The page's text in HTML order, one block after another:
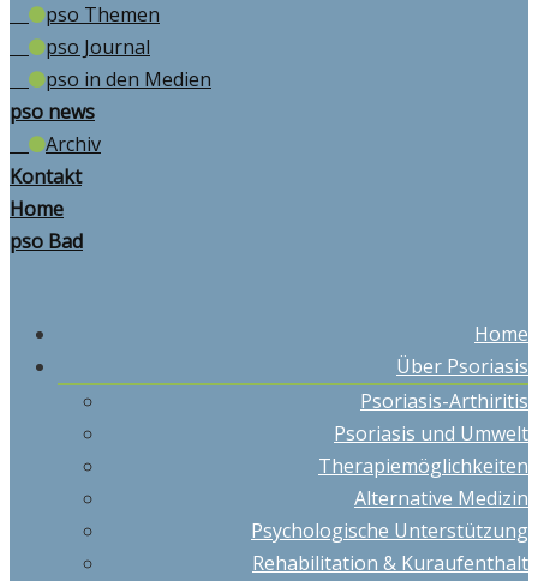
pso Themen
pso Journal
pso in den Medien
pso news
Archiv
Kontakt
Home
pso Bad
Home
Über Psoriasis
Psoriasis-Arthiritis
Psoriasis und Umwelt
Therapiemöglichkeiten
Alternative Medizin
Psychologische Unterstützung
Rehabilitation & Kuraufenthalt